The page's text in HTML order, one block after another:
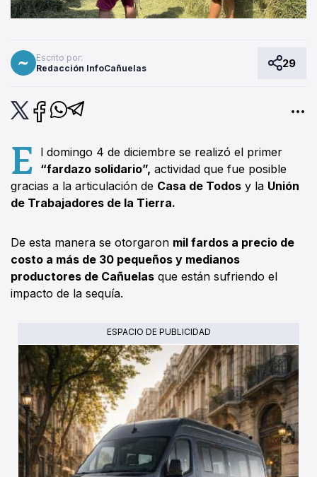
Escrito por:
Redacción InfoCañuelas
29
E l domingo 4 de diciembre se realizó el primer
“fardazo solidario”, actividad que fue posible
gracias a la articulación de Casa de Todos y la Unión
de Trabajadores de la Tierra.
De esta manera se otorgaron mil fardos a precio de
costo a más de 30 pequeños y medianos
productores de Cañuelas que están sufriendo el
impacto de la sequía.
ESPACIO DE PUBLICIDAD